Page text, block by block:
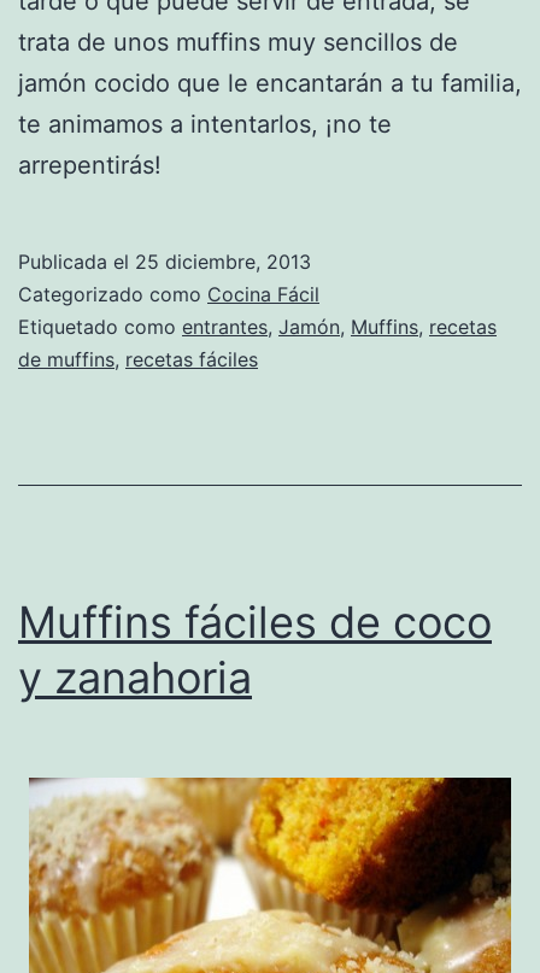
trata de unos muffins muy sencillos de
jamón cocido que le encantarán a tu familia,
te animamos a intentarlos, ¡no te
arrepentirás!
Publicada el 25 diciembre, 2013
Categorizado como Cocina Fácil
Etiquetado como entrantes, Jamón, Muffins, recetas
de muffins, recetas fáciles
Muffins fáciles de coco
y zanahoria